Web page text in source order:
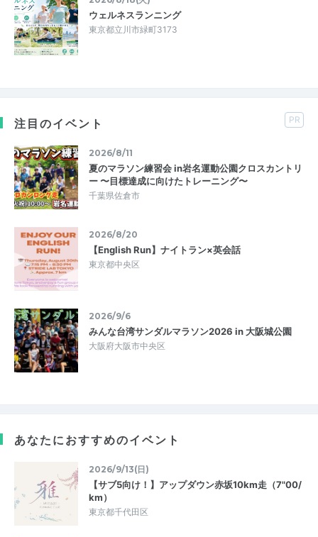
ウェルネスランニング
東京都立川市緑町3173
注目のイベント PR
2026/8/11
夏のマラソン練習会 in岩名運動公園クロスカントリ
ー 〜目標達成に向けたトレーニング〜
千葉県佐倉市
2026/8/20
【English Run】ナイトラン×英会話
東京都中央区
2026/9/6
みんな台湾サンダルマラソン2026 in 大阪城公園
大阪府大阪市中央区
あなたにおすすめのイベント
2026/9/13(日)
【サブ5向け！】アップダウン赤坂10km走（7"00/
km）
東京都千代田区